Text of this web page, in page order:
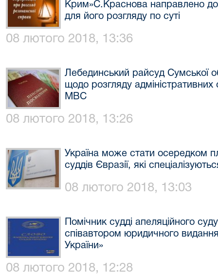
Крим»С.Краснова направлено
для його розгляду по суті
08 лютого 2018, 13:36
Лебединський райсуд Сумської
щодо розгляду
МВС
08 лютого 2018, 13:26
Україна може стати осередком
суддів Євразії, які
08 лютого 2018, 13:03
Помічник судді апеляційного
співавтором юридичного
України»
08 лютого 2018, 12:28